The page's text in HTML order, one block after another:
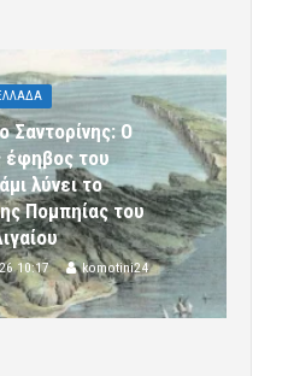
Σαντορίνης: Ο
έφηβος του
λύνει το
Πομπηίας του
10:17 komotini24